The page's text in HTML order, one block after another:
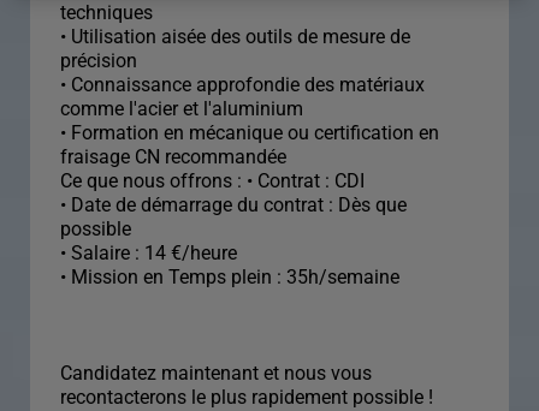
techniques
• Utilisation aisée des outils de mesure de
précision
• Connaissance approfondie des matériaux
comme l'acier et l'aluminium
• Formation en mécanique ou certification en
fraisage CN recommandée
Ce que nous offrons : • Contrat : CDI
• Date de démarrage du contrat : Dès que
possible
• Salaire : 14 €/heure
• Mission en Temps plein : 35h/semaine
Candidatez maintenant et nous vous
recontacterons le plus rapidement possible !